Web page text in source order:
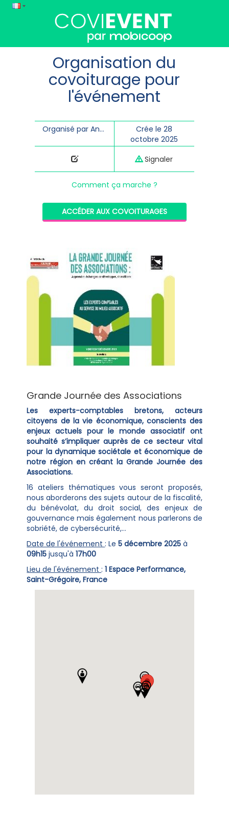
Organisation du
covoiturage pour
l'événement
Organisé par Annelise Guitet
Crée le 28
octobre 2025
Signaler
Comment ça marche ?
ACCÉDER AUX COVOITURAGES
Grande Journée des Associations
Les experts-comptables bretons, acteurs
citoyens de la vie économique, conscients des
enjeux actuels pour le monde associatif ont
souhaité s’impliquer auprès de ce secteur vital
pour la dynamique sociétale et économique de
notre région en créant la Grande Journée des
Associations.
16 ateliers thématiques vous seront proposés,
nous aborderons des sujets autour de la fiscalité,
du bénévolat, du droit social, des enjeux de
gouvernance mais également nous parlerons de
sobriété, de cybersécurité,…
Date de l'événement: Le5 décembre 2025 à
09h15 jusqu'à17h00
Lieu de l'événement:1 Espace Performance,
Saint-Grégoire, France